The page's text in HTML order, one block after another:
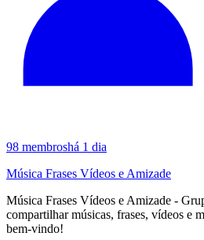
98 membroshá 1 dia
Música Frases Vídeos e Amizade
Música Frases Vídeos e Amizade -
compartilhar músicas, frases, vídeos e
bem-vindo!